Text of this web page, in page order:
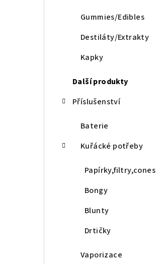
Gummies/Edibles
Destiláty/Extrakty
Kapky
Další produkty
Příslušenství
Baterie
Kuřácké potřeby
Papírky,filtry,cones
Bongy
Blunty
Drtičky
Vaporizace